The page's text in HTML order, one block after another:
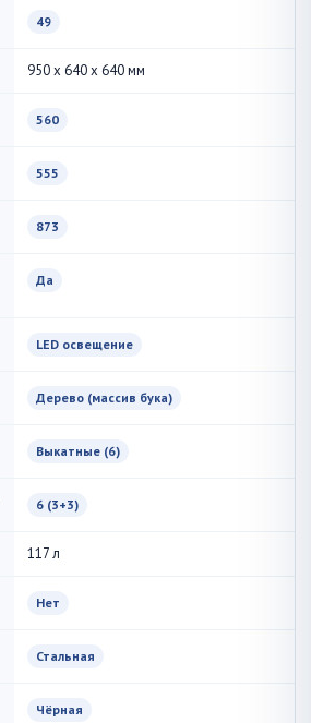
49
950 x 640 x 640 мм
560
555
873
Да
LED освещение
Дерево (массив бука)
Выкатные (6)
6 (3+3)
117 л
Нет
Стальная
Чёрная